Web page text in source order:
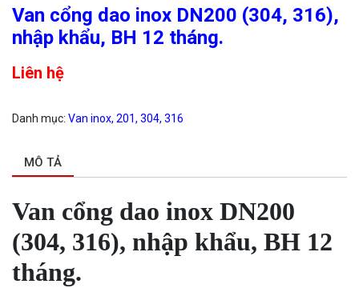
Van cổng dao inox DN200 (304, 316),
nhập khẩu, BH 12 tháng.
Liên hệ
Danh mục: Van inox, 201, 304, 316
MÔ TẢ
Van cổng dao inox DN200
(304, 316), nhập khẩu, BH 12
tháng.